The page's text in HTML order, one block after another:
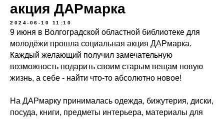
акция ДАРмарка
2024-06-10 11:10
9 июня в Волгоградской областной библиотеке для
молодёжи прошла социальная акция ДАРмарка.
Каждый желающий получил замечательную
возможность подарить своим старым вещам новую
жизнь, а себе - найти что-то абсолютно новое!
На ДАРмарку принималась одежда, бижутерия, диски,
посуда, книги, предметы интерьера, материалы для